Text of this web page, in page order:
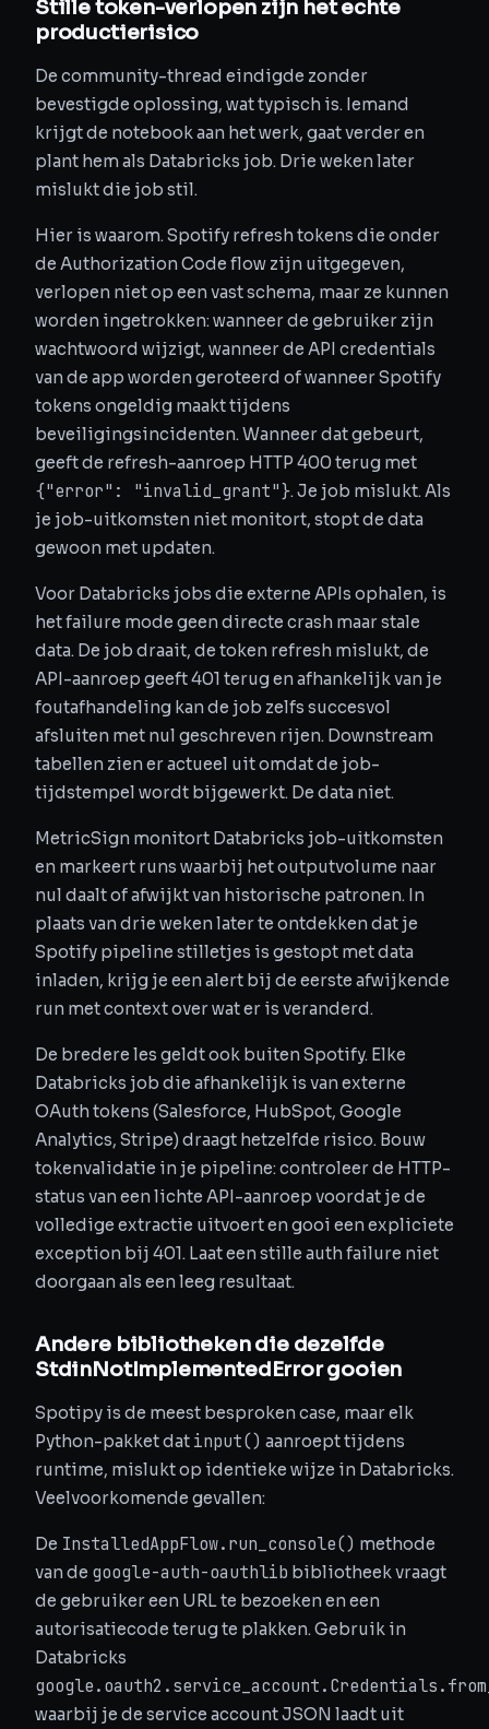
Stille token-verlopen zijn het echte
productierisico
De community-thread eindigde zonder
bevestigde oplossing, wat typisch is. Iemand
krijgt de notebook aan het werk, gaat verder en
plant hem als Databricks job. Drie weken later
mislukt die job stil.
Hier is waarom. Spotify refresh tokens die onder
de Authorization Code flow zijn uitgegeven,
verlopen niet op een vast schema, maar ze kunnen
worden ingetrokken: wanneer de gebruiker zijn
wachtwoord wijzigt, wanneer de API credentials
van de app worden geroteerd of wanneer Spotify
tokens ongeldig maakt tijdens
beveiligingsincidenten. Wanneer dat gebeurt,
geeft de refresh-aanroep HTTP 400 terug met
{"error": "invalid_grant"}. Je job mislukt. Als
je job-uitkomsten niet monitort, stopt de data
gewoon met updaten.
Voor Databricks jobs die externe APIs ophalen, is
het failure mode geen directe crash maar stale
data. De job draait, de token refresh mislukt, de
API-aanroep geeft 401 terug en afhankelijk van je
foutafhandeling kan de job zelfs succesvol
afsluiten met nul geschreven rijen. Downstream
tabellen zien er actueel uit omdat de job-
tijdstempel wordt bijgewerkt. De data niet.
MetricSign monitort Databricks job-uitkomsten
en markeert runs waarbij het outputvolume naar
nul daalt of afwijkt van historische patronen. In
plaats van drie weken later te ontdekken dat je
Spotify pipeline stilletjes is gestopt met data
inladen, krijg je een alert bij de eerste afwijkende
run met context over wat er is veranderd.
De bredere les geldt ook buiten Spotify. Elke
Databricks job die afhankelijk is van externe
OAuth tokens (Salesforce, HubSpot, Google
Analytics, Stripe) draagt hetzelfde risico. Bouw
tokenvalidatie in je pipeline: controleer de HTTP-
status van een lichte API-aanroep voordat je de
volledige extractie uitvoert en gooi een expliciete
exception bij 401. Laat een stille auth failure niet
doorgaan als een leeg resultaat.
Andere bibliotheken die dezelfde
StdinNotImplementedError gooien
Spotipy is de meest besproken case, maar elk
Python-pakket dat input() aanroept tijdens
runtime, mislukt op identieke wijze in Databricks.
Veelvoorkomende gevallen:
De InstalledAppFlow.run_console() methode
van de google-auth-oauthlib bibliotheek vraagt
de gebruiker een URL te bezoeken en een
autorisatiecode terug te plakken. Gebruik in
Databricks
waarbij je de service account JSON laadt uit